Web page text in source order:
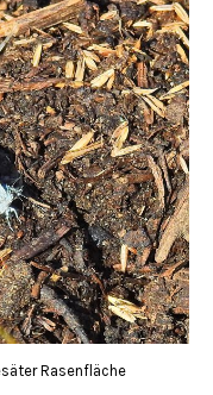
Rasenfläche